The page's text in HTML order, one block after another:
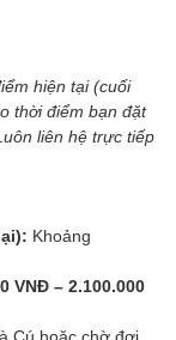
hiện tại (cuối
thời điểm bạn đặt
liên hệ trực tiếp
Khoảng
VNĐ – 2.100.000
Cú hoặc chờ đợi